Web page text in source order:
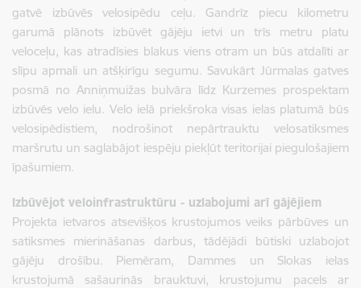
gatvē izbūvēs velosipēdu ceļu. Gandrīz piecu kilometru
garumā plānots izbūvēt gājēju ietvi un trīs metru platu
veloceļu, kas atradīsies blakus viens otram un būs atdalīti ar
slīpu apmali un atšķirīgu segumu. Savukārt Jūrmalas gatves
posmā no Anniņmuižas bulvāra līdz Kurzemes prospektam
izbūvēs velo ielu. Velo ielā priekšroka visas ielas platumā būs
velosipēdistiem, nodrošinot nepārtrauktu velosatiksmes
maršrutu un saglabājot iespēju piekļūt teritorijai piegulošajiem
īpašumiem.
Izbūvējot veloinfrastruktūru - uzlabojumi arī gājējiem
Projekta ietvaros atsevišķos krustojumos veiks pārbūves un
satiksmes mierināšanas darbus, tādējādi būtiski uzlabojot
gājēju drošību. Piemēram, Dammes un Slokas ielas
krustojumā sašaurinās brauktuvi, krustojumu pacels ar